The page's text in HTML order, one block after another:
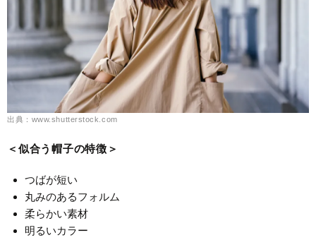
出典：www.shutterstock.com
＜似合う帽子の特徴＞
つばが短い
丸みのあるフォルム
柔らかい素材
明るいカラー